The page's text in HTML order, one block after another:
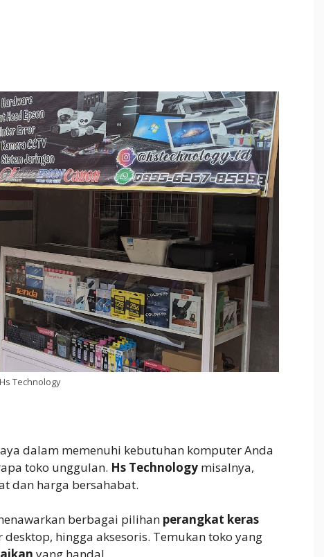
Hs Technology
dalam memenuhi kebutuhan komputer Anda
toko unggulan. Hs Technology misalnya,
dan harga bersahabat.
berbagai pilihan perangkat keras
hingga aksesoris. Temukan toko yang